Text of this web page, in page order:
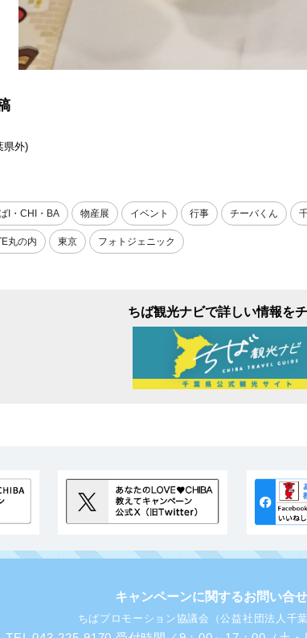
県外)
I・CHI・BA 物産展 イベント 行事 チーバくん
丸の内 東京 フォトジェニック
ちば観光ナビで詳しい情報を
キャンペーンに関するお問い合
ちばプロモーション協議会（公益社団法人千